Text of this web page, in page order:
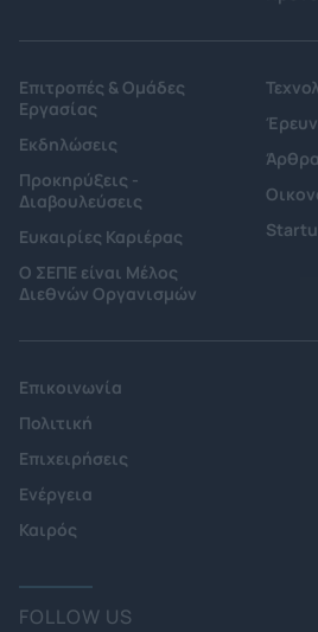
Επιτροπές & Ομάδες
Εργασίας
Εκδηλώσεις
Προκηρύξεις -
Διαβουλεύσεις
Ευκαιρίες Καριέρας
Ο ΣΕΠΕ είναι Μέλος
Διεθνών Οργανισμών
Επικοινωνία
Πολιτική
Επιχειρήσεις
Ενέργεια
Καιρός
FOLLOW US